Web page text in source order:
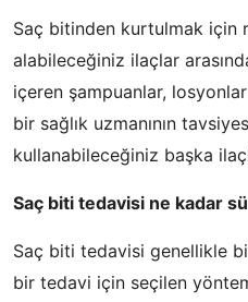
Saç bitinden kurtulmak için
alabileceğiniz ilaçlar
içeren şampuanlar,
bir sağlık uzmanının
kullanabileceğiniz başka
Saç biti tedavisi ne kadar
Saç biti tedavisi genellikle
bir tedavi için seçilen